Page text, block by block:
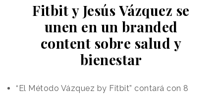
Fitbit y Jesús Vázquez se
unen en un branded
content sobre salud y
bienestar
“El Método Vázquez by Fitbit” contará con 8